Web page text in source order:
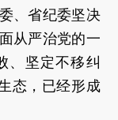
、省纪委坚决
从严治党的一
、坚定不移纠
态，已经形成